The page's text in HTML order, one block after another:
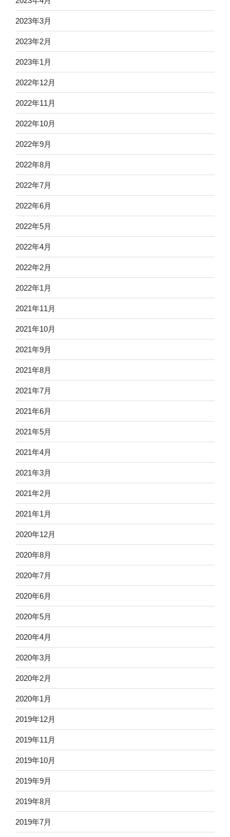
2023年3月
2023年2月
2023年1月
2022年12月
2022年11月
2022年10月
2022年9月
2022年8月
2022年7月
2022年6月
2022年5月
2022年4月
2022年2月
2022年1月
2021年11月
2021年10月
2021年9月
2021年8月
2021年7月
2021年6月
2021年5月
2021年4月
2021年3月
2021年2月
2021年1月
2020年12月
2020年8月
2020年7月
2020年6月
2020年5月
2020年4月
2020年3月
2020年2月
2020年1月
2019年12月
2019年11月
2019年10月
2019年9月
2019年8月
2019年7月